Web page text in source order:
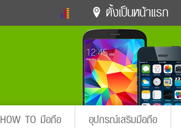
ตั้งเป็นหน้าแรก
ละคร
Glitter
สุขภาพ
กลอน
Facebook Twitter
HOW TO มือถือ อุปกรณ์เสริมมือถือ